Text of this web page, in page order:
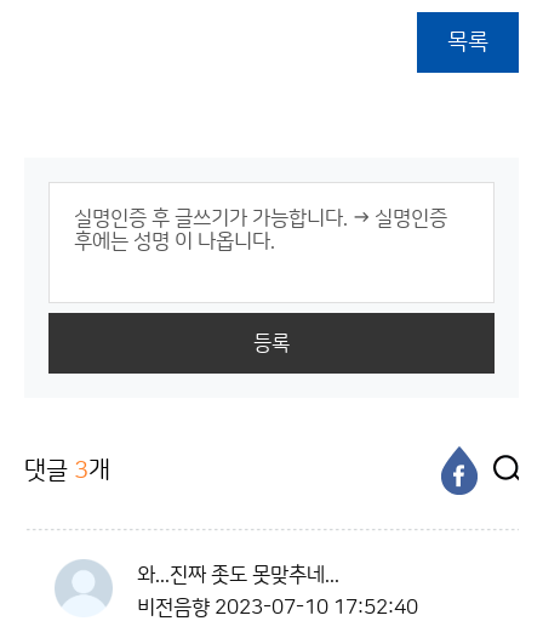
목록
등록
댓글 3개
와...진짜 좃도 못맞추네...
비전음향 2023-07-10 17:52:40